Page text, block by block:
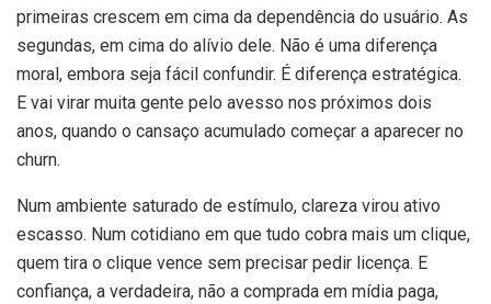
primeiras crescem em cima da dependência do usuário. As
segundas, em cima do alívio dele. Não é uma diferença
moral, embora seja fácil confundir. É diferença estratégica.
E vai virar muita gente pelo avesso nos próximos dois
anos, quando o cansaço acumulado começar a aparecer no
churn.
Num ambiente saturado de estímulo, clareza virou ativo
escasso. Num cotidiano em que tudo cobra mais um clique,
quem tira o clique vence sem precisar pedir licença. E
confiança, a verdadeira, não a comprada em mídia paga,